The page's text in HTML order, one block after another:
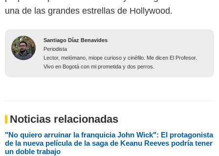
una de las grandes estrellas de Hollywood.
Santiago Díaz Benavides
Periodista
Lector, melómano, miope curioso y cinéfilo. Me dicen El Profesor.
Vivo en Bogotá con mi prometida y dos perros.
Noticias relacionadas
"No quiero arruinar la franquicia John Wick": El protagonista
de la nueva película de la saga de Keanu Reeves podría tener
un doble trabajo